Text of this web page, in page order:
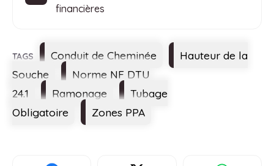
financières
Étiquettes
Conduit de Cheminée
Hauteur de la
Souche
Norme NF DTU
24.1
Ramonage
Tubage
Obligatoire
Zones PPA